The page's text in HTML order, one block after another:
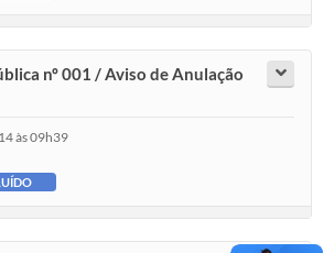
nº 001 / Aviso de Anulação
às 09h39